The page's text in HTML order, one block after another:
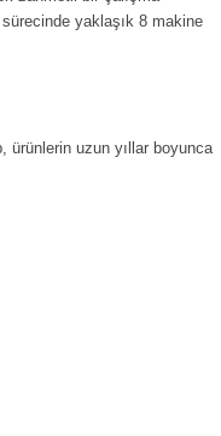
yaklaşık 8 makine
ürünlerin uzun yıllar boyunca